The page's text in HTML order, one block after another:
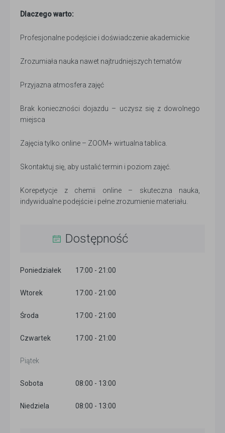
Dlaczego warto:
Profesjonalne podejście i doświadczenie akademickie
Zrozumiała nauka nawet najtrudniejszych tematów
Przyjazna atmosfera zajęć
Brak konieczności dojazdu – uczysz się z dowolnego
miejsca
Zajęcia tylko online – ZOOM+ wirtualna tablica.
Skontaktuj się, aby ustalić termin i poziom zajęć.
Korepetycje z chemii online – skuteczna nauka,
indywidualne podejście i pełne zrozumienie materiału.
Dostępność
Poniedziałek 17:00 - 21:00
Wtorek 17:00 - 21:00
Środa 17:00 - 21:00
Czwartek 17:00 - 21:00
Piątek
Sobota 08:00 - 13:00
Niedziela 08:00 - 13:00